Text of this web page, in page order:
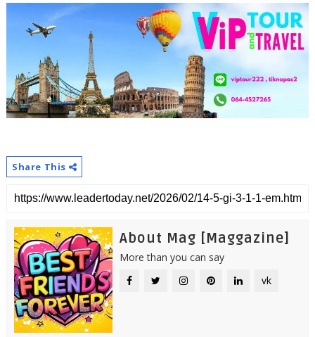
Share This
About Mag [Maggazine]
More than you can say
vk